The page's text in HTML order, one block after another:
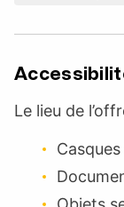
Le lieu de